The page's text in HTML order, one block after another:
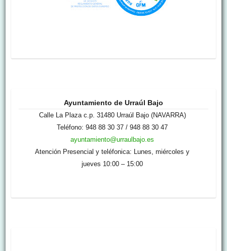
Ayuntamiento de Urraúl Bajo
Calle La Plaza c.p. 31480 Urraúl Bajo (NAVARRA)
Teléfono: 948 88 30 37 / 948 88 30 47
ayuntamiento@urraulbajo.es
Atención Presencial y teléfonica: Lunes, miércoles y
jueves 10:00 – 15:00